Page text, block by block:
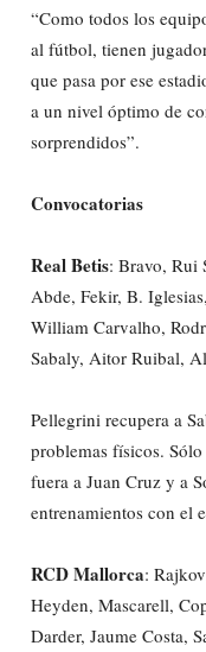
“Como todos los
al fútbol, tienen
que pasa por ese
a un nivel óptimo de
sorprendidos”.
Convocatorias
Real Betis: Bravo, Rui
Abde, Fekir, B.
William Carvalho,
Sabaly, Aitor Ruibal,
Pellegrini recupera a
problemas físicos.
fuera a Juan Cruz y a
entrenamientos con el
RCD Mallorca:
Heyden, Mascarell,
Darder, Jaume Costa,